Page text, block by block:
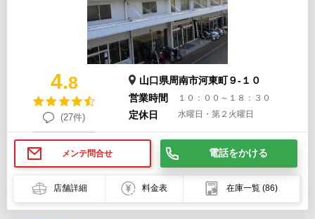
4.8
(27件)
山口県周南市河東町９-１０
営業時間
１０：００～１８：３０
定休日 水曜日・第２火曜日
メンテ問合せ 電話をかける
店舗詳細 料金表 在庫一覧 (86)